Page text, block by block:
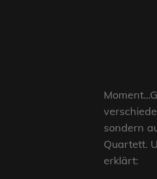
sondern
Quartett.
erklärt: